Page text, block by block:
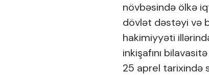
növbəsində ölkə
dövlət dəstəyi və
hakimiyyəti
inkişafını
25 aprel tarixində